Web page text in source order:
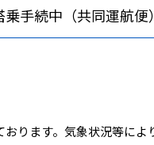
乗手続中（共同運航便）
ります。気象状況等によ